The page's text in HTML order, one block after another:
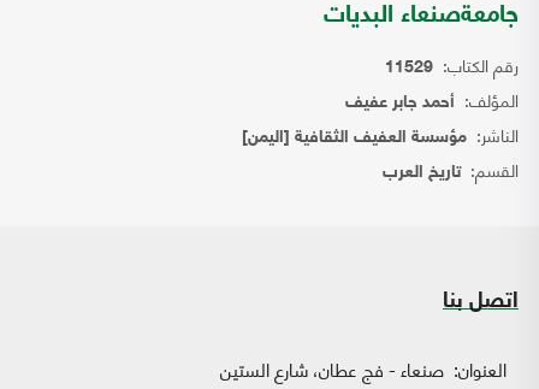
جامعةصنعاء البديات
رقم الكتاب: 11529
المؤلف: أحمد جابر عفيف
الناشر: مؤسسة العفيف الثقافية [اليمن]
القسم:تاريخ العرب
اتصل بنا
العنوان: صنعاء - فج عطان، شارع الستين